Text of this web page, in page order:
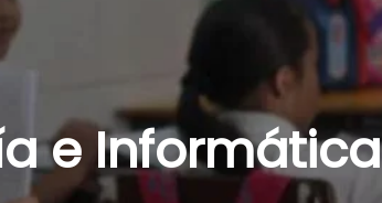
e Informática